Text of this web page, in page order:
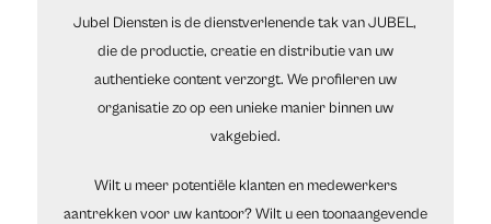
Jubel Diensten is de dienstverlenende tak van JUBEL,
die de productie, creatie en distributie van uw
authentieke content verzorgt. We profileren uw
organisatie zo op een unieke manier binnen uw
vakgebied.
Wilt u meer potentiële klanten en medewerkers
aantrekken voor uw kantoor? Wilt u een toonaangevende